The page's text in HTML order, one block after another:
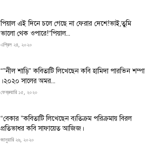
পিয়াল এই দিনে চলে গেছে না ফেরার দেশে!ভাই,তুমি
ভালো থেক ওপারে!“পিয়াল...
এপ্রিল ২৪, ২০২০
“”নীল শাড়ি” কবিতাটি লিখেছেন কবি হামিদা পারভিন শম্পা
।২০২০ সালের অমর...
ফেব্রুয়ারি ১৫, ২০২০
“বেকার ”কবিতাটি লিখেছেন ব্যতিক্রম পরিক্রমায় বিরল
প্রতিভাধর কবি সাফায়েত আজিজ।
জানুয়ারি ২৬, ২০২০